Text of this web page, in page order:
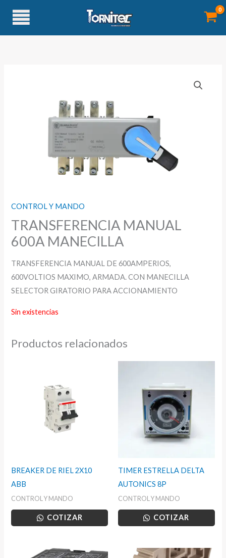
contenido
CONTROL Y MANDO
TRANSFERENCIA MANUAL
600A MANECILLA
TRANSFERENCIA MANUAL DE 600AMPERIOS,
600VOLTIOS MAXIMO, ARMADA. CON MANECILLA
SELECTOR GIRATORIO PARA ACCIONAMIENTO
Sin existencias
Productos relacionados
BREAKER DE RIEL 2X10
ABB
CONTROL Y MANDO
COTIZAR
TIMER ESTRELLA DELTA
AUTONICS 8P
CONTROL Y MANDO
COTIZAR